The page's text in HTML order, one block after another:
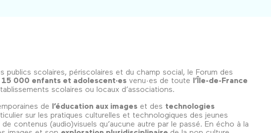
scolaires, périscolaires et du champ social, le Forum des
15 000 enfants et adolescent·es venu·es de toute l’Île-de-France
scolaires ou locaux d’associations.
de l’éducation aux images et des technologies
sur les pratiques culturelles et technologiques des jeunes
contenus (audio)visuels qu’aucune autre par le passé. En écho à la